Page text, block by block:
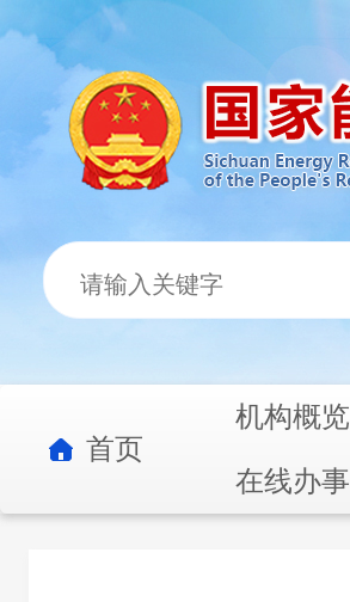
首页
机构概览
在线办事